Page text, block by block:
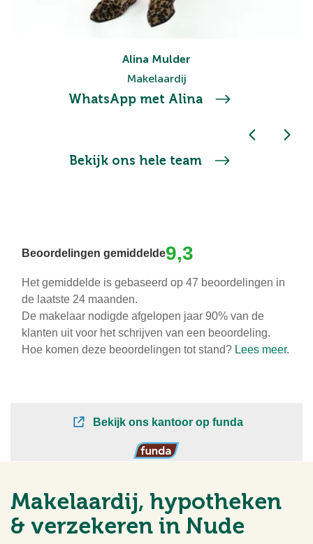
Alina Mulder
Makelaardij
WhatsApp met Alina
Bekijk ons hele team
Makelaardij, hypotheken
& verzekeren in Nude